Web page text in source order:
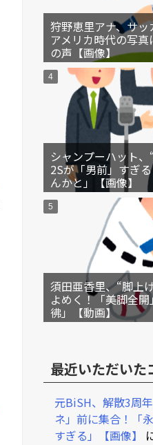
狩野恵里アナ、サッ
アメリカ時代の写真
の声【画像】
シャンプーハット
2Sが「男前」すぎ
んかと」【画像】
須田亜香里、“脚上
よめく！「美脚全
彿」【動画】
最近いただいた
元BiSH、解散3周
ネ」前に集合！「
すぎる」【画像】